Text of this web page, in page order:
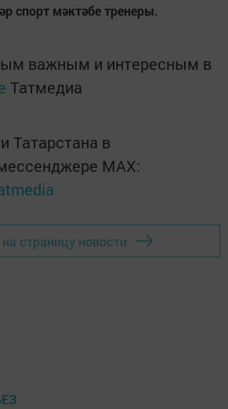
спорт мәктәбе тренеры.
важным и интересным в
Татмедиа
Татарстана в
MАХ:
страницу новости